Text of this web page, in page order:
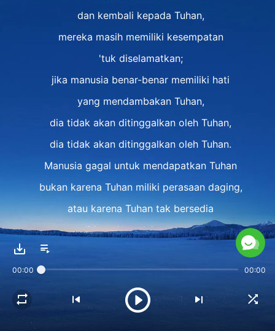
dan kembali kepada Tuhan,
mereka masih memiliki kesempatan
'tuk diselamatkan;
jika manusia benar-benar memiliki hati
yang mendambakan Tuhan,
dia tidak akan ditinggalkan oleh Tuhan,
dia tidak akan ditinggalkan oleh Tuhan.
Manusia gagal untuk mendapatkan Tuhan
bukan karena Tuhan miliki perasaan daging,
atau karena Tuhan tak bersedia
didapatkan oleh manusia,
mendapatkan Tuhan,
dan karena manusia tak miliki hati
yang mencari Tuhan dengan mendesak.
00:00 00:00